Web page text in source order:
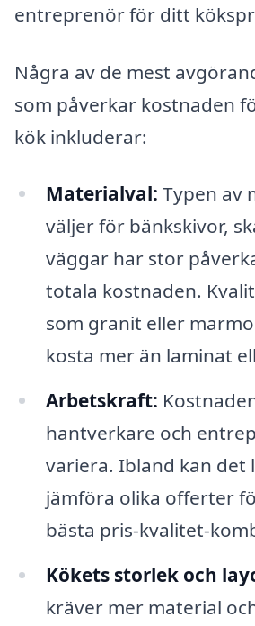
entreprenör för ditt
Några av de mest
som påverkar kostnaden
kök inkluderar:
Materialval: Typen av
väljer för bänkskivor,
väggar har stor
totala kostnaden.
som granit eller
kosta mer än laminat
Arbetskraft:
hantverkare och
variera. Ibland kan det
jämföra olika offerter
bästa pris-kvalitet-
Kökets storlek och
kräver mer material